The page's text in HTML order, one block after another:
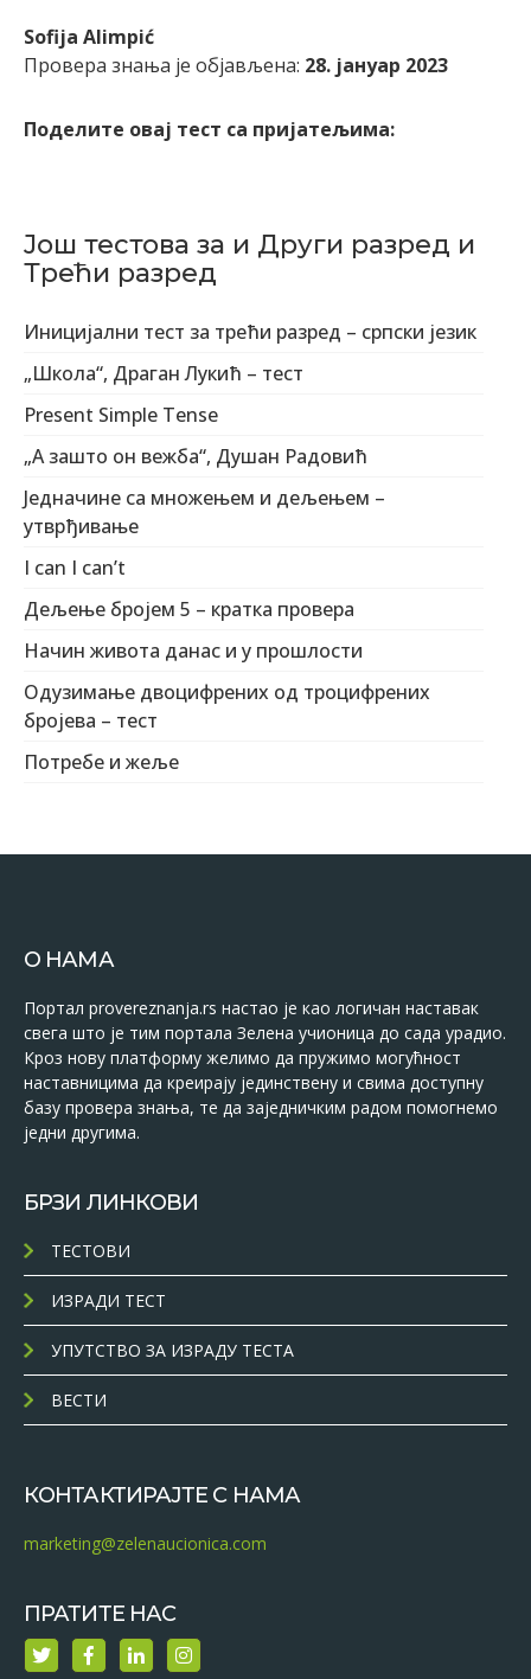
Sofija Alimpić
Провера знања је објављена: 28. јануар 2023
Поделите овај тест са пријатељима:
Још тестова за и Други разред и
Трећи разред
Иницијални тест за трећи разред – српски језик
„Школа“, Драган Лукић – тест
Present Simple Tense
„А зашто он вежба“, Душан Радовић
Једначине са множењем и дељењем –
утврђивање
I can I can’t
Дељење бројем 5 – кратка провера
Начин живота данас и у прошлости
Одузимање двоцифрених од троцифрених
бројева – тест
Потребе и жеље
О НАМА
Портал provereznanja.rs настао је као логичан наставак
свега што је тим портала Зелена учионица до сада урадио.
Кроз нову платформу желимо да пружимо могућност
наставницима да креирају јединствену и свима доступну
базу провера знања, те да заједничким радом помогнемо
једни другима.
БРЗИ ЛИНКОВИ
ТЕСТОВИ
ИЗРАДИ ТЕСТ
УПУТСТВО ЗА ИЗРАДУ ТЕСТА
ВЕСТИ
КОНТАКТИРАЈТЕ С НАМА
marketing@zelenaucionica.com
ПРАТИТЕ НАС